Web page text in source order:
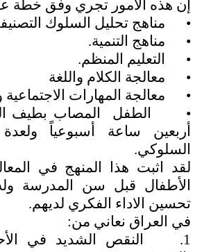
إن هذه الأمور تجري وفق خطة
•
مناهج تحليل السلوك
•
مناهج التنمية.
•
التعليم المنظم.
•
معالجة الكلام واللغة
•
معالجة المهارات الاجتماعية
•
الطفل
المصاب بطيف
أربعين ساعة أسبوعياً
السلوكي.
لقد اثبت هذا المنهج في
الأطفال قبل سن المدرسة
تحسين الاداء الفكري لديهم.
في العراق نعاني من:
1.
النقص الشديد في